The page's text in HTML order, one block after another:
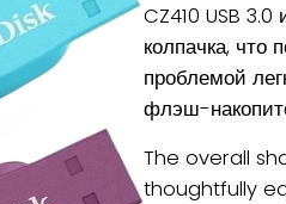
CZ410 USB
колпачка, что
проблемой
флэш-
The overall
thoughtfully